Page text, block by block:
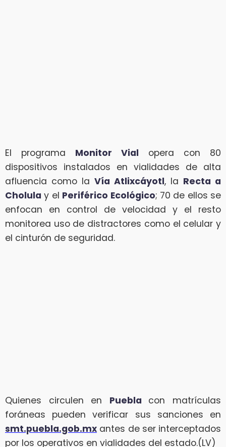
El programa Monitor Vial opera con 80
dispositivos instalados en vialidades de alta
afluencia como la Vía Atlixcáyotl, la Recta a
Cholula y el Periférico Ecológico; 70 de ellos se
enfocan en control de velocidad y el resto
monitorea uso de distractores como el celular y
el cinturón de seguridad.
Quienes circulen en Puebla con matrículas
foráneas pueden verificar sus sanciones en
smt.puebla.gob.mx antes de ser interceptados
por los operativos en vialidades del estado.(LV)